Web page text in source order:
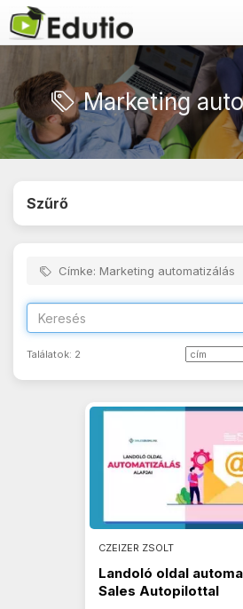
Marketing
Szűrő
Címke: Marketing automatizálás
Találatok: 2
CZEIZER ZSOLT
Landoló oldal
Sales Autopilottal